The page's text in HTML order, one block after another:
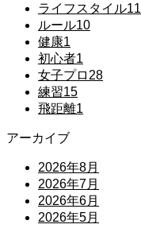
ライフスタイル11
ルール10
健康1
初心者1
女子プロ 28
練習15
飛距離1
アーカイブ
2026年8月
2026年7月
2026年6月
2026年5月